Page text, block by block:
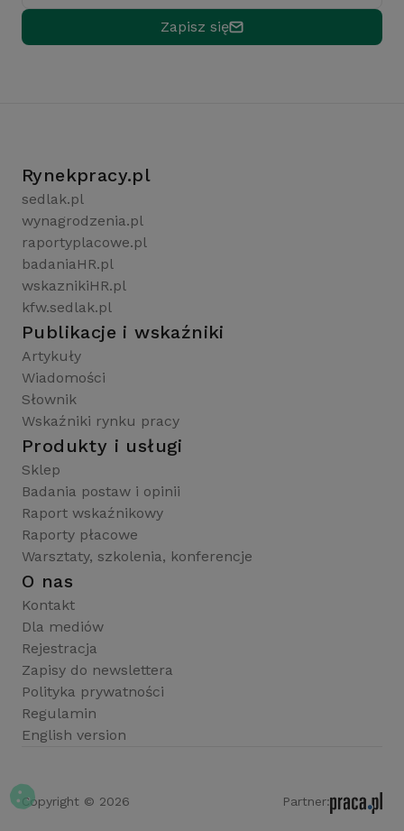
Zapisz się
Rynekpracy.pl
sedlak.pl
wynagrodzenia.pl
raportyplacowe.pl
badaniaHR.pl
wskaznikiHR.pl
kfw.sedlak.pl
Publikacje i wskaźniki
Artykuły
Wiadomości
Słownik
Wskaźniki rynku pracy
Produkty i usługi
Sklep
Badania postaw i opinii
Raport wskaźnikowy
Raporty płacowe
Warsztaty, szkolenia, konferencje
O nas
Kontakt
Dla mediów
Rejestracja
Zapisy do newslettera
Polityka prywatności
Regulamin
English version
Copyright © 2026 Partner: